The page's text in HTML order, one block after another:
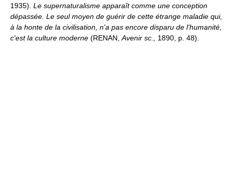
1935). Le supernaturalisme apparaît comme une conception
dépassée. Le seul moyen de guérir de cette étrange maladie qui,
à la honte de la civilisation, n'a pas encore disparu de l'humanité,
c'est la culture moderne (RENAN, Avenir sc., 1890, p. 48).